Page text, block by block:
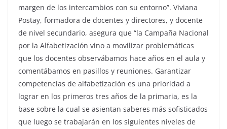
margen de los intercambios con su entorno”. Viviana
Postay, formadora de docentes y directores, y docente
de nivel secundario, asegura que “la Campaña Nacional
por la Alfabetización vino a movilizar problemáticas
que los docentes observábamos hace años en el aula y
comentábamos en pasillos y reuniones. Garantizar
competencias de alfabetización es una prioridad a
lograr en los primeros tres años de la primaria, es la
base sobre la cual se asientan saberes más sofisticados
que luego se trabajarán en los siguientes niveles de